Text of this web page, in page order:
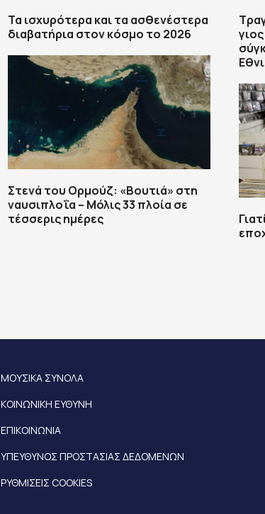
Τα ισχυρότερα και τα ασθενέστερα
διαβατήρια στον κόσμο το 2026
Στενά του Ορμούζ: «Βουτιά» στη
ναυσιπλοΐα – Μόλις 33 πλοία σε
τέσσερις ημέρες
ΜΟΥΣΙΚΑ ΣΥΝΟΛΑ
ΚΟΙΝΩΝΙΚΗ ΕΥΘΥΝΗ
ΕΠΙΚΟΙΝΩΝΙΑ
ΥΠΕΥΘΥΝΟΣ ΠΡΟΣΤΑΣΙΑΣ ΔΕΔΟΜΕΝΩΝ
ΡΥΘΜΙΣΕΙΣ COOKIES